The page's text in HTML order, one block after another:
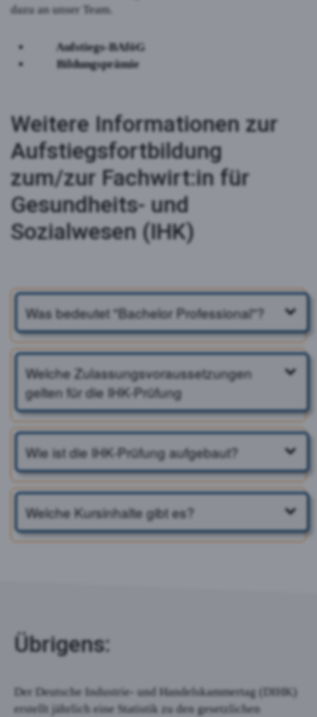
dazu an unser Team.
Aufstiegs-BAföG
Bildungsprämie
Weitere Informationen zur
Aufstiegs­fortbildung
zum/zur Fachwirt:in für
Gesundheits- und
Sozialwesen (IHK)
Was bedeutet "Bachelor Professional"?
Welche Zulassungsvoraussetzungen
gelten für die IHK-Prüfung
Wie ist die IHK-Prüfung aufgebaut?
Welche Kursinhalte gibt es?
Übrigens:
Der Deutsche Industrie- und Handelskammertag (DIHK)
erstellt jährlich eine Statistik zu den gesetzlichen